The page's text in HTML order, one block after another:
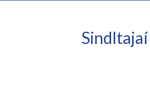
SindItajaí